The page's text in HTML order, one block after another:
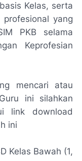
Kelas, serta
yang
PKB selama
Keprofesian
mencari atau
ini silahkan
link download
ini
Kelas Bawah (1,